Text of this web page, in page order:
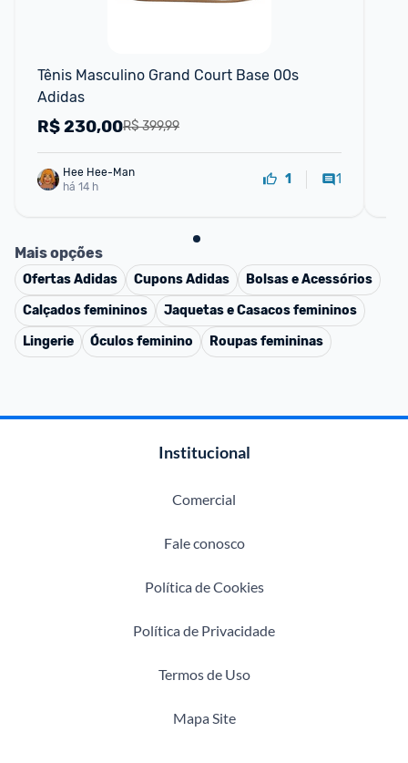
Tênis Masculino Grand Court Base 00s
Adidas
R$ 399,99
R$230,00
Hee Hee-Man
há 14 h
1 1
Mais opções
OfertasAdidas CuponsAdidas
Bolsas e Acessórios
Calçados femininos
Jaquetas e Casacos femininos
Lingerie
Óculos feminino Roupas femininas
Institucional
Comercial
Fale conosco
Política de Cookies
Política de Privacidade
Termos de Uso
Mapa Site